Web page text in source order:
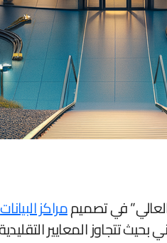
في تصميممراكز البيانات
بحيث تتجاوز المعايير